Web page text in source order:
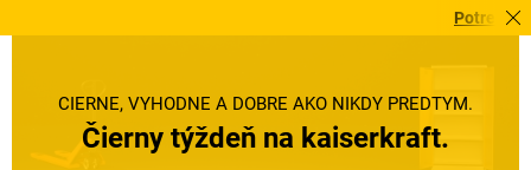
Potrebujete to
ČIERNE, VÝHODNÉ A DOBRÉ AKO NIKDY PREDTÝM.
Čierny týždeň na kaiserkraft.